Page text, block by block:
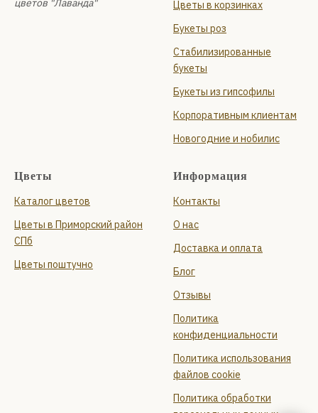
цветов "Лаванда"
Цветы в корзинках
Букеты роз
Стабилизированные
букеты
Букеты из гипсофилы
Корпоративным клиентам
Новогодние и нобилис
Цветы
Каталог цветов
Цветы в Приморский район
СПб
Цветы поштучно
Информация
Контакты
О нас
Доставка и оплата
Блог
Отзывы
Политика
конфиденциальности
Политика использования
файлов cookie
Политика обработки